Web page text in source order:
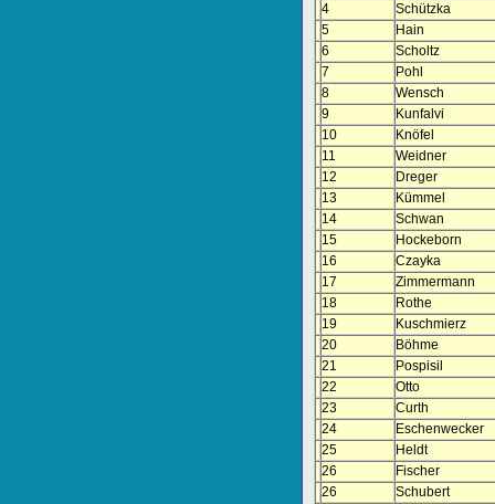
4
Schützka
5
Hain
6
Scholtz
7
Pohl
8
Wensch
9
Kunfalvi
10
Knöfel
11
Weidner
12
Dreger
13
Kümmel
14
Schwan
15
Hockeborn
16
Czayka
17
Zimmermann
18
Rothe
19
Kuschmierz
20
Böhme
21
Pospisil
22
Otto
23
Curth
24
Eschenwecker
25
Heldt
26
Fischer
26
Schubert